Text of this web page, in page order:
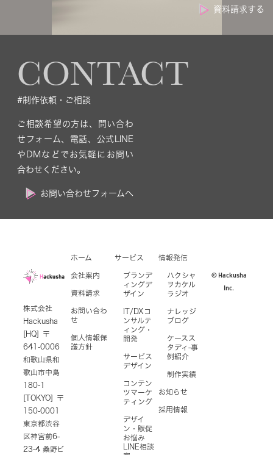
資料請求する
CONTACT
#制作依頼・ご相談
ご相談希望の方は、問い合わ
せフォーム、電話、公式LINE
やDMなどでお気軽にお問い
合わせください。
お問い合わせフォームへ
株式会社
Hackusha
[HQ] 〒
641-0006
和歌山県和
歌山市中島
180-1
[TOKYO] 〒
150-0001
東京都渋谷
区神宮前6-
23-4 桑野ビ
ホーム
会社案内
資料請求
お問い合わ
せ
個人情報保
護方針
サービス
ブランデ
ィングデ
ザイン
IT/DXコ
ンサルテ
ィング・
開発
サービス
デザイン
コンテン
ツマーケ
ティング
デザイ
ン・販促
お悩み
LINE相談
情報発信
ハクシャ
ヲカケル
ラジオ
ナレッジ
ブログ
ケースス
タディ-事
例紹介
制作実績
お知らせ
採用情報
© Hackusha
Inc.